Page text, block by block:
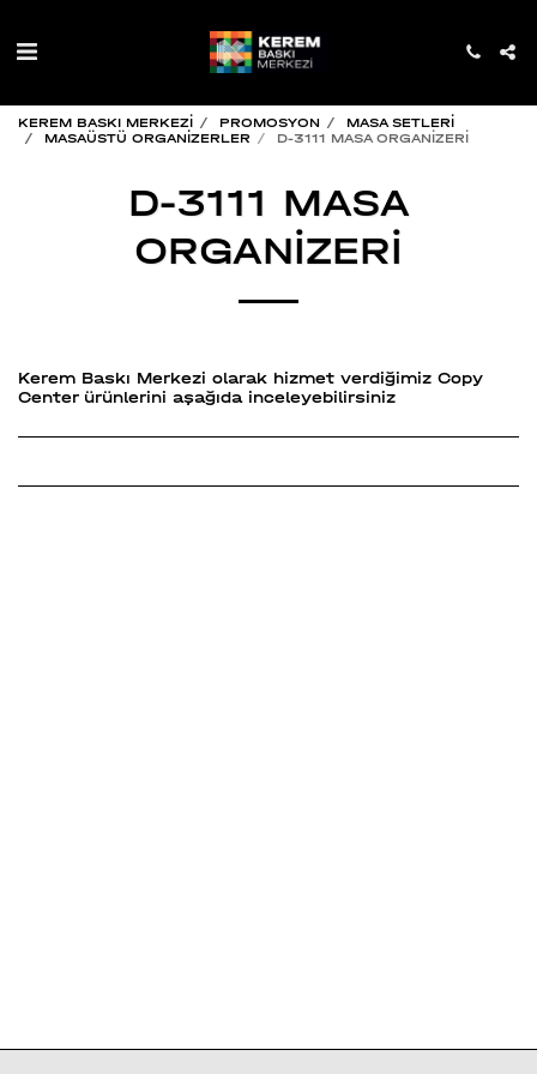
KEREM BASKI MERKEZİ PROMOSYON
MASA SETLERİ
MASAÜSTÜ ORGANİZERLER
D-3111 MASA ORGANİZERİ
D-3111 MASA
ORGANİZERİ
Kerem Baskı Merkezi olarak hizmet verdiğimiz Copy
Center ürünlerini aşağıda inceleyebilirsiniz